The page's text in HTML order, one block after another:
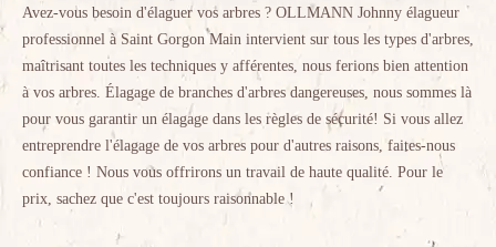
Avez-vous besoin d'élaguer vos arbres ? OLLMANN Johnny élagueur
professionnel à Saint Gorgon Main intervient sur tous les types d'arbres,
maîtrisant toutes les techniques y afférentes, nous ferions bien attention
à vos arbres. Élagage de branches d'arbres dangereuses, nous sommes là
pour vous garantir un élagage dans les règles de sécurité! Si vous allez
entreprendre l'élagage de vos arbres pour d'autres raisons, faites-nous
confiance ! Nous vous offrirons un travail de haute qualité. Pour le
prix, sachez que c'est toujours raisonnable !